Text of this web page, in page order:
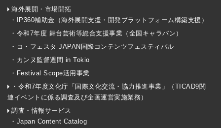
海外展開・市場開拓
・IP360補助金（海外展開支援・開発プラットフォーム構築支援）
・令和7年度 舞台芸術等総合支援事業（全国キャラバン）
・コ・フェスタ JAPAN国際コンテンツフェスティバル
・カンヌ監督週間 in Tokio
・Festival Scope活用事業
・令和7年度文化庁「国際文化交流・協力推進事業」（TICAD9関
連イベントに係る調査及び企画運営実施業務）
調査・情報サービス
・Japan Content Catalog